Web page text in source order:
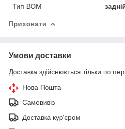
Тип ВОМ
Приховати
Умови доставки
Доставка здійснюється тільки по
Нова Пошта
Самовивіз
Доставка кур'єром